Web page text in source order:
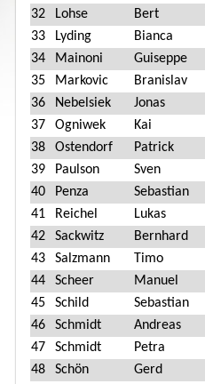
32
Lohse Bert
33
Lyding Bianca
34
Mainoni
Guiseppe
35
Markovic
Branislav
36
Nebelsiek
Jonas
37
Ogniwek
Kai
38
Ostendorf
Patrick
39
Paulson
Sven
40
Penza
Sebastian
41
Reichel Lukas
42
Sackwitz
Bernhard
43
Salzmann
Timo
44
Scheer
Manuel
45
Schild
Sebastian
46
Schmidt
Andreas
47
Schmidt Petra
48
Schön
Gerd